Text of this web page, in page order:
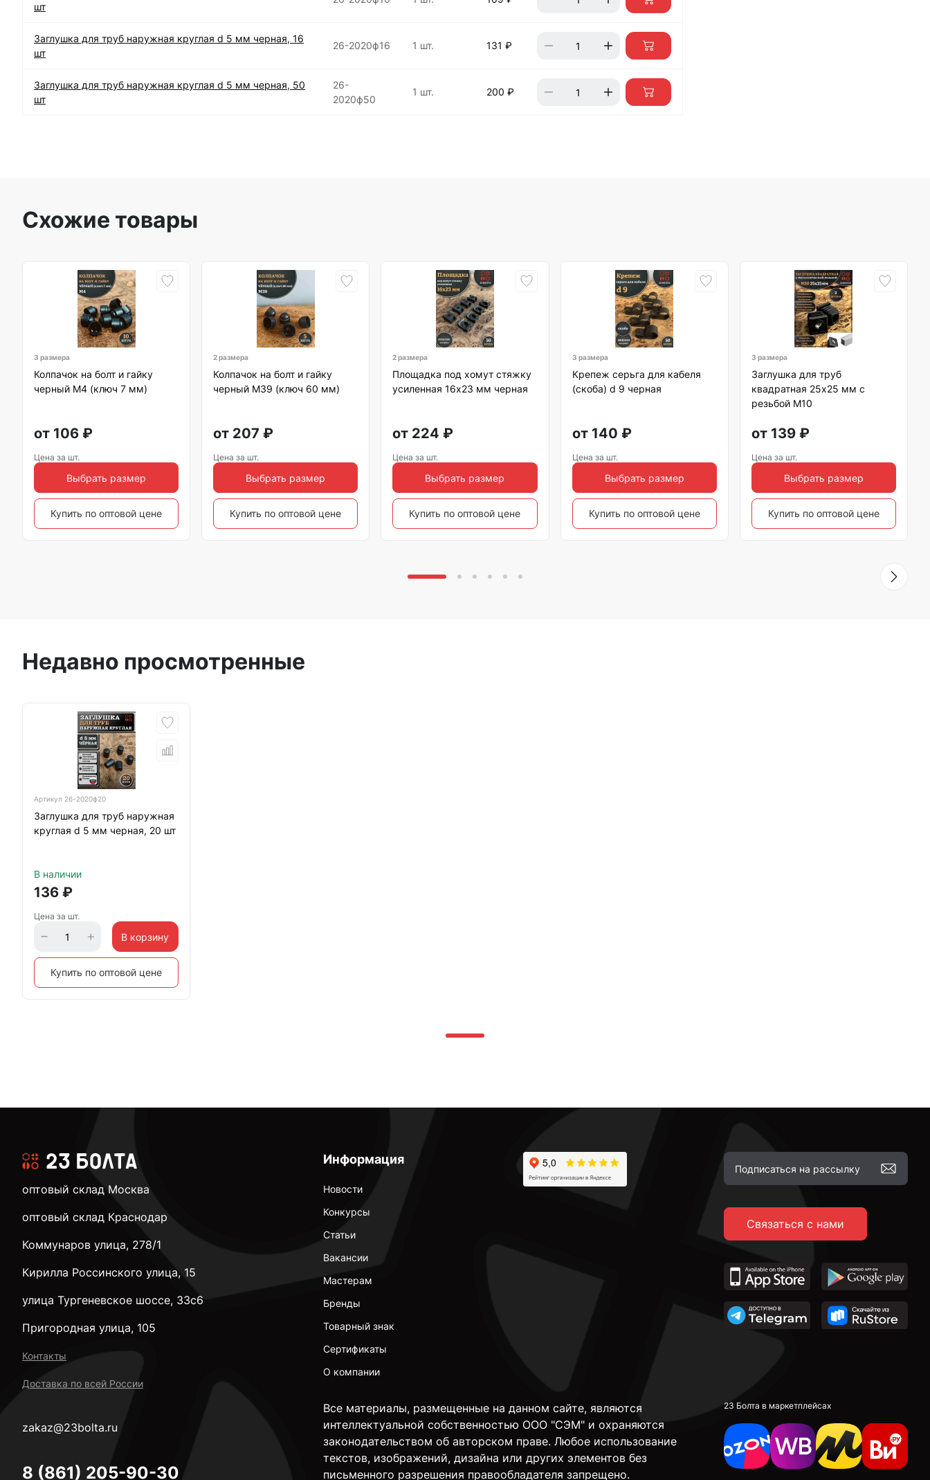
шт
Заглушка для труб наружная круглая d 5 мм черная, 16
шт
26-2020ф16 1 шт. 131 ₽
Заглушка для труб наружная круглая d 5 мм черная, 50
шт
26-
2020ф50
1 шт. 200 ₽
Схожие товары
3 размера
Колпачок на болт и гайку
черный M4 (ключ 7 мм)
от 106 ₽
Цена за шт.
Выбрать размер
Купить по оптовой цене
2 размера
Колпачок на болт и гайку
черный M39 (ключ 60 мм)
от 207 ₽
Цена за шт.
Выбрать размер
Купить по оптовой цене
2 размера
Площадка под хомут стяжку
усиленная 16х23 мм черная
от 224 ₽
Цена за шт.
Выбрать размер
Купить по оптовой цене
3 размера
Крепеж серьга для кабеля
(скоба) d 9 черная
от 140 ₽
Цена за шт.
Выбрать размер
Купить по оптовой цене
3 размера
Заглушка для труб
квадратная 25х25 мм с
резьбой М10
от 139₽
Цена за шт.
Выбрать размер
Купить по оптовой цене
Недавно просмотренные
Артикул 26-2020ф20
Заглушка для труб наружная
круглая d 5 мм черная, 20 шт
В наличии
136 ₽
Цена за шт.
В корзину
Купить по оптовой цене
Информация
Новости
Конкурсы
Статьи
Вакансии
Мастерам
Бренды
Товарный знак
Сертификаты
О компании
Связаться с нами
Все материалы, размещенные на данном сайте, являются
интеллектуальной собственностью ООО "СЭМ" и охраняются
законодательством об авторском праве. Любое использование
текстов, изображений, дизайна или других элементов без
письменного разрешения правообладателя запрещено.
23 Болта в маркетплейсах
оптовый склад Москва
оптовый склад Краснодар
Коммунаров улица, 278/1
Кирилла Россинского улица, 15
улица Тургеневское шоссе, 33с6
Пригородная улица, 105
Контакты
Доставка по всей России
zakaz@23bolta.ru
8 (861) 205-90-30